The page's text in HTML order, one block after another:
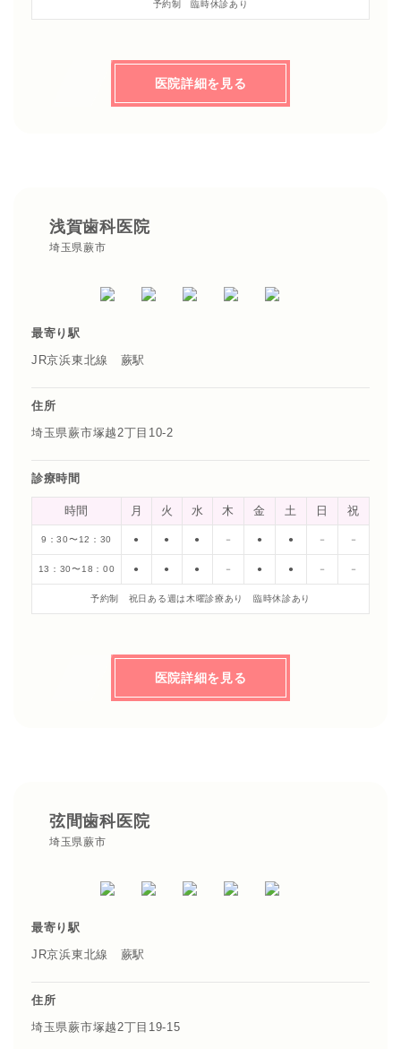
予約制 臨時休診あり
医院詳細を見る
浅賀歯科医院
埼玉県蕨市
最寄り駅
JR京浜東北線 蕨駅
住所
埼玉県蕨市塚越2丁目10-2
診療時間
時間 月 火 水 木 金 土 日 祝
9：30〜12：30 ● ● ● － ● ● － －
13：30〜18：00 ● ● ● － ● ● － －
予約制 祝日ある週は木曜診療あり 臨時休診あり
医院詳細を見る
弦間歯科医院
埼玉県蕨市
最寄り駅
JR京浜東北線 蕨駅
住所
埼玉県蕨市塚越2丁目19-15